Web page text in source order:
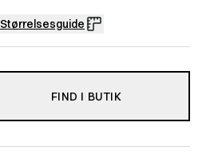
Størrelsesguide
FIND I BUTIK